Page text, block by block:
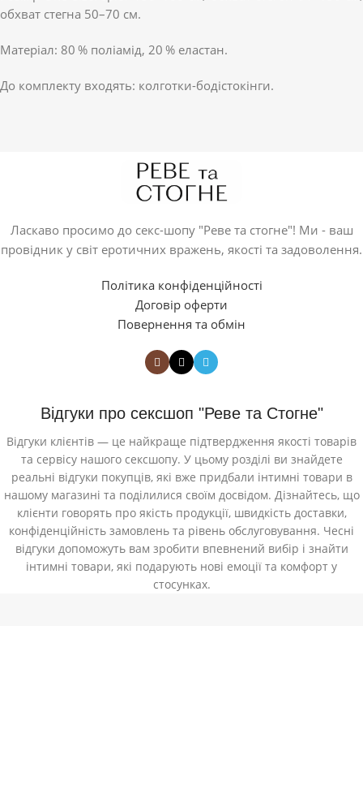
обхват стегна 50–70 см.
Матеріал: 80 % поліамід, 20 % еластан.
До комплекту входять: колготки-бодістокінги.
Ласкаво просимо до секс-шопу "Реве та стогне"! Ми - ваш
провідник у світ еротичних вражень, якості та задоволення.
Політика конфіденційності
Договір оферти
Повернення та обмін
Відгуки про сексшоп "Реве та Стогне"
Відгуки клієнтів — це найкраще підтвердження якості товарів
та сервісу нашого сексшопу. У цьому розділі ви знайдете
реальні відгуки покупців, які вже придбали інтимні товари в
нашому магазині та поділилися своїм досвідом. Дізнайтесь, що
клієнти говорять про якість продукції, швидкість доставки,
конфіденційність замовлень та рівень обслуговування. Чесні
відгуки допоможуть вам зробити впевнений вибір і знайти
інтимні товари, які подарують нові емоції та комфорт у
стосунках.